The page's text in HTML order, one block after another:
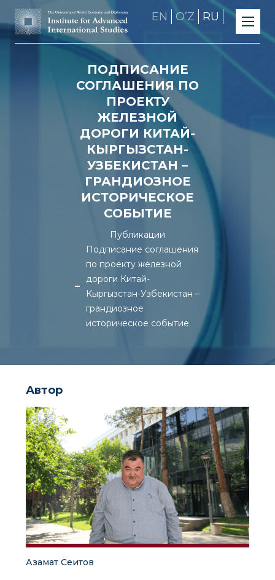
EN OʼZ RU
ПОДПИСАНИЕ
СОГЛАШЕНИЯ ПО
ПРОЕКТУ
ЖЕЛЕЗНОЙ
ДОРОГИ КИТАЙ-
КЫРГЫЗСТАН-
УЗБЕКИСТАН –
ГРАНДИОЗНОЕ
ИСТОРИЧЕСКОЕ
СОБЫТИЕ
Публикации
Подписание соглашения
по проекту железной
дороги Китай-
Кыргызстан-Узбекистан –
грандиозное
историческое событие
Автор
Азамат Сеитов